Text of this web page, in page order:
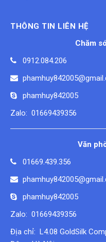
THÔNG TIN LIÊN HỆ
Chăm
0912.084.206
phamhuy842005
Zalo: 01669439356
Văn
01669.439.356
phamhuy842005
Zalo: 01669439356
Địa chỉ: L4.08 GoldSilk